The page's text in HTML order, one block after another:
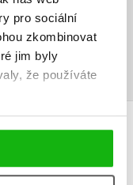
pro sociální
zkombinovat
jim byly
že používáte
hodnocení.